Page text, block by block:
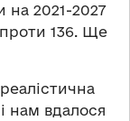
на 2021-2027
136. Ще
нам вдалося